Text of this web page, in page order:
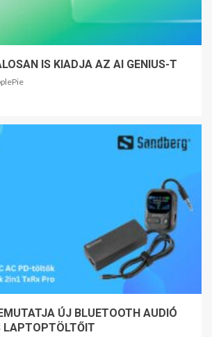
IS KIADJA AZ AI GENIUS-T
ÚJ BLUETOOTH AUDIÓ
LAPTOPTÖLTŐIT